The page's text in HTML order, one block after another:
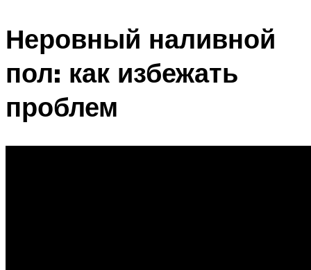
Неровный наливной
пол: как избежать
проблем